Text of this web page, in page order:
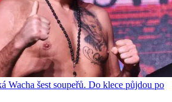
Wacha šest soupeřů. Do klece půjdou po